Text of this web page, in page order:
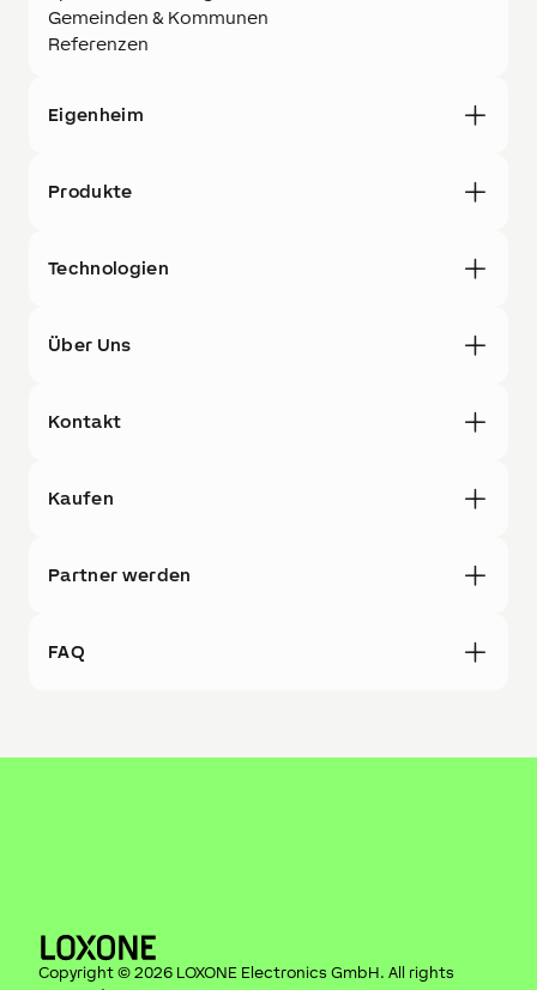
Gemeinden & Kommunen
Referenzen
Eigenheim
Produkte
Technologien
Über Uns
Kontakt
Kaufen
Partner werden
FAQ
Copyright © 2026 LOXONE Electronics GmbH. All rights